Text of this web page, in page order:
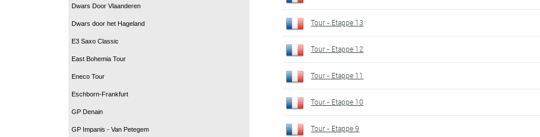
Dwars Door Vlaanderen
Dwars door het Hageland
E3 Saxo Classic
East Bohemia Tour
Eneco Tour
Eschborn-Frankfurt
GP Denain
GP Impanis - Van Petegem
Tour - Etappe 13
Tour - Etappe 12
Tour - Etappe 11
Tour - Etappe 10
Tour - Etappe 9